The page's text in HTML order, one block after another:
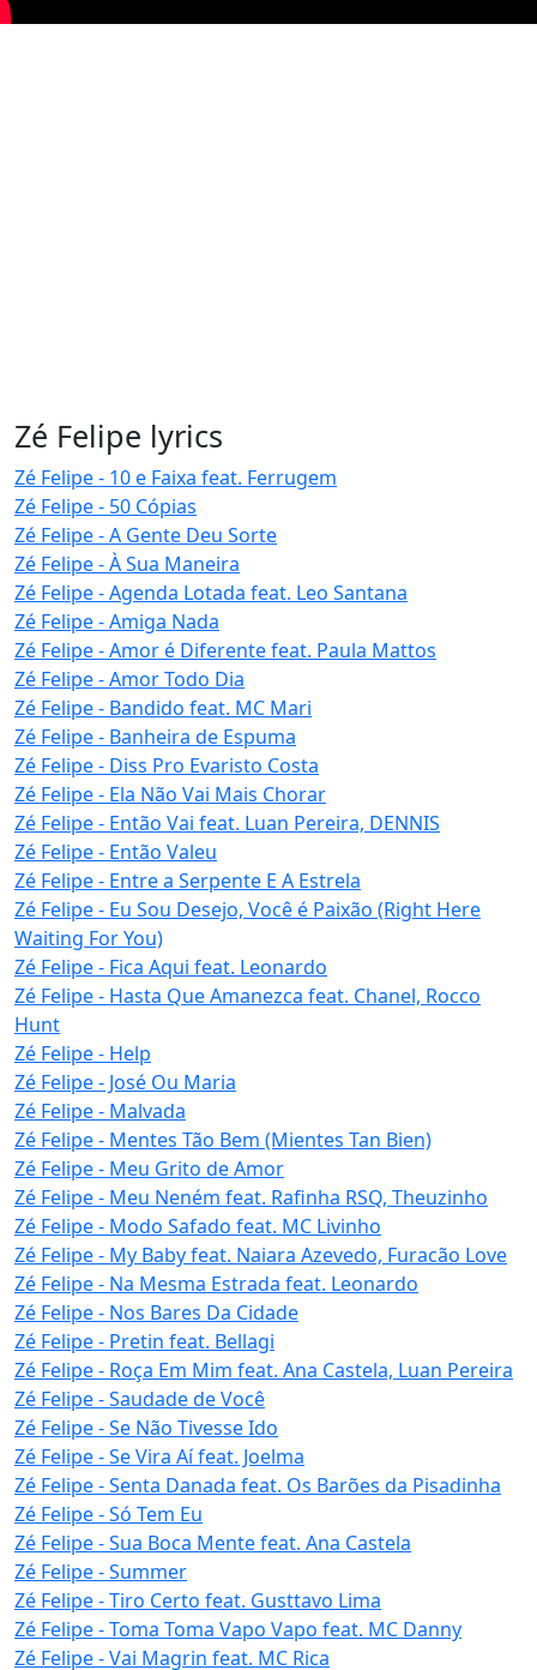
Zé Felipe lyrics
Zé Felipe - 10 e Faixa feat. Ferrugem
Zé Felipe - 50 Cópias
Zé Felipe - A Gente Deu Sorte
Zé Felipe - À Sua Maneira
Zé Felipe - Agenda Lotada feat. Leo Santana
Zé Felipe - Amiga Nada
Zé Felipe - Amor é Diferente feat. Paula Mattos
Zé Felipe - Amor Todo Dia
Zé Felipe - Bandido feat. MC Mari
Zé Felipe - Banheira de Espuma
Zé Felipe - Diss Pro Evaristo Costa
Zé Felipe - Ela Não Vai Mais Chorar
Zé Felipe - Então Vai feat. Luan Pereira, DENNIS
Zé Felipe - Então Valeu
Zé Felipe - Entre a Serpente E A Estrela
Zé Felipe - Eu Sou Desejo, Você é Paixão (Right Here
Waiting For You)
Zé Felipe - Fica Aqui feat. Leonardo
Zé Felipe - Hasta Que Amanezca feat. Chanel, Rocco
Hunt
Zé Felipe - Help
Zé Felipe - José Ou Maria
Zé Felipe - Malvada
Zé Felipe - Mentes Tão Bem (Mientes Tan Bien)
Zé Felipe - Meu Grito de Amor
Zé Felipe - Meu Neném feat. Rafinha RSQ, Theuzinho
Zé Felipe - Modo Safado feat. MC Livinho
Zé Felipe - My Baby feat. Naiara Azevedo, Furacão Love
Zé Felipe - Na Mesma Estrada feat. Leonardo
Zé Felipe - Nos Bares Da Cidade
Zé Felipe - Pretin feat. Bellagi
Zé Felipe - Roça Em Mim feat. Ana Castela, Luan Pereira
Zé Felipe - Saudade de Você
Zé Felipe - Se Não Tivesse Ido
Zé Felipe - Se Vira Aí feat. Joelma
Zé Felipe - Senta Danada feat. Os Barões da Pisadinha
Zé Felipe - Só Tem Eu
Zé Felipe - Sua Boca Mente feat. Ana Castela
Zé Felipe - Summer
Zé Felipe - Tiro Certo feat. Gusttavo Lima
Zé Felipe - Toma Toma Vapo Vapo feat. MC Danny
Zé Felipe - Vai Magrin feat. MC Rica